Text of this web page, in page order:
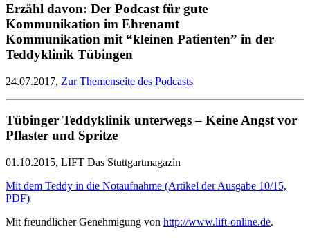
Erzähl davon: Der Podcast für gute
Kommunikation im Ehrenamt
Kommunikation mit “kleinen Patienten” in der
Teddyklinik Tübingen
24.07.2017, Zur Themenseite des Podcasts
Tübinger Teddyklinik unterwegs – Keine Angst vor
Pflaster und Spritze
01.10.2015, LIFT Das Stuttgartmagazin
Mit dem Teddy in die Notaufnahme (Artikel der Ausgabe 10/15,
PDF)
Mit freundlicher Genehmigung von http://www.lift-online.de.